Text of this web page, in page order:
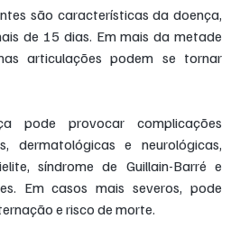
são características da doença,
de 15 dias. Em mais da metade
articulações podem se tornar
pode provocar complicações
dermatológicas e neurológicas,
síndrome de Guillain-Barré e
Em casos mais severos, pode
e risco de morte.